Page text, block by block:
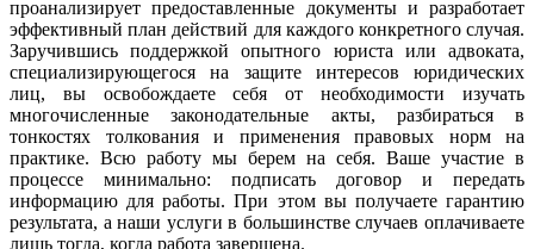
проанализирует предоставленные документы и разработает
эффективный план действий для каждого конкретного случая.
Заручившись поддержкой опытного юриста или адвоката,
специализирующегося на защите интересов юридических
лиц, вы освобождаете себя от необходимости изучать
многочисленные законодательные акты, разбираться в
тонкостях толкования и применения правовых норм на
практике. Всю работу мы берем на себя. Ваше участие в
процессе минимально: подписать договор и передать
информацию для работы. При этом вы получаете гарантию
результата, а наши услуги в большинстве случаев оплачиваете
лишь тогда, когда работа завершена.